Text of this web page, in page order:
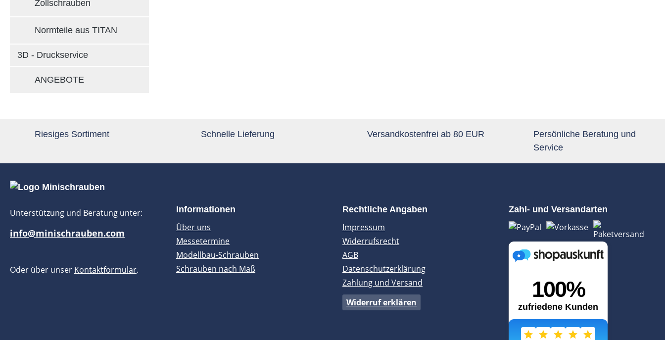
Zollschrauben
Normteile aus TITAN
3D - Druckservice
ANGEBOTE
Riesiges Sortiment Schnelle Lieferung Versandkostenfrei ab 80 EUR
Persönliche Beratung und
Service
Unterstützung und Beratung unter:
info@minischrauben.com
Oder über unser Kontaktformular.
Informationen
Über uns
Messetermine
Modellbau-Schrauben
Schrauben nach Maß
Rechtliche Angaben
Impressum
Widerrufsrecht
AGB
Datenschutzerklärung
Zahlung und Versand
Widerruf erklären
Zahl- und Versandarten